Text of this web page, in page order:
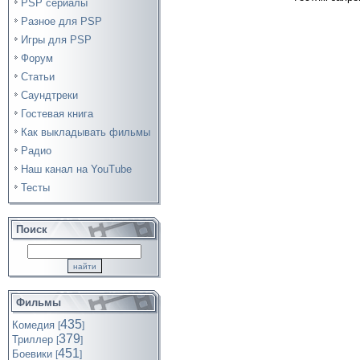
PSP сериалы
Разное для PSP
Игры для PSP
Форум
Статьи
Саундтреки
Гостевая книга
Как выкладывать фильмы
Радио
Наш канал на YouTube
Тесты
Поиск
Фильмы
Комедия [435]
Триллер [379]
Боевики [451]